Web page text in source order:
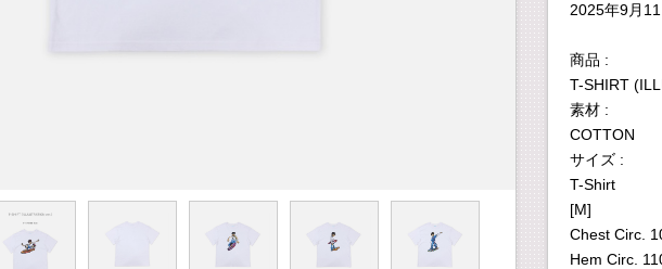
2025年9月
商品 :
T-SHIRT
素材 :
COTTON
サイズ :
T-Shirt
[M]
Chest Circ.
Hem Circ.